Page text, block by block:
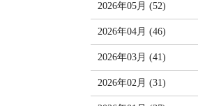
2026年05月 (52)
2026年04月 (46)
2026年03月 (41)
2026年02月 (31)